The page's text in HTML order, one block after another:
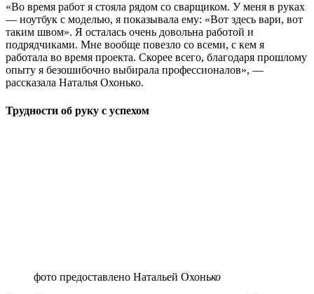
«Во время работ я стояла рядом со сварщиком. У меня в руках
— ноутбук с моделью, я показывала ему: «Вот здесь вари, вот
таким швом». Я осталась очень довольна работой и
подрядчиками. Мне вообще повезло со всеми, с кем я
работала во время проекта. Скорее всего, благодаря прошлому
опыту я безошибочно выбирала профессионалов», —
рассказала Наталья Охонько.
Трудности об руку с успехом
фото предоставлено Натальей Охонько